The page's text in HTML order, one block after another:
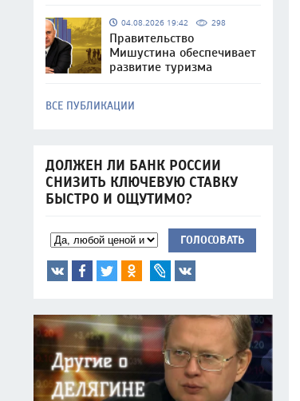
04.08.2026 19:42 298
Правительство
Мишустина обеспечивает
развитие туризма
ВСЕ ПУБЛИКАЦИИ
ДОЛЖЕН ЛИ БАНК РОССИИ
СНИЗИТЬ КЛЮЧЕВУЮ СТАВКУ
БЫСТРО И ОЩУТИМО?
ГОЛОСОВАТЬ